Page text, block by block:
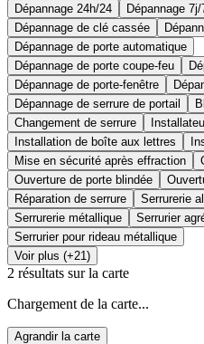
Dépannage 24h/24
Dépannage 7j/
Dépannage de clé cassée
Dépannage de porte automatique
Dépannage de porte coupe-feu
Dépannage de porte-fenêtre
Dépannage de serrure de portail
Changement de serrure
Installation de boîte aux lettres
Mise en sécurité après effraction
Ouverture de porte blindée
Réparation de serrure
Serrurerie
Serrurerie métallique
Serrurier
Serrurier pour rideau métallique
Voir plus (+21)
2 résultats sur la carte
Chargement de la carte...
Agrandir la carte